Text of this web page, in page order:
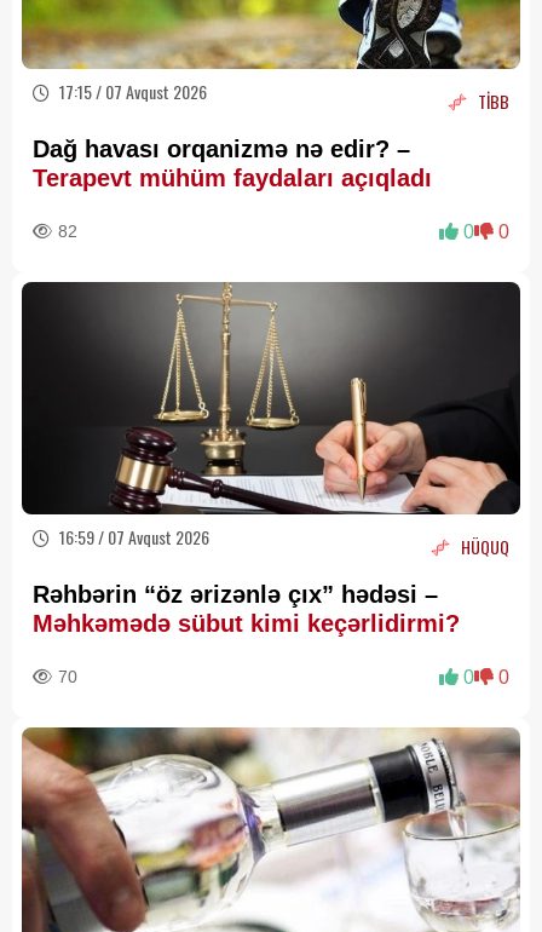
17:15 / 07 Avqust 2026 TİBB
Dağ havası orqanizmə nə edir? –
Terapevt mühüm faydaları açıqladı
82 0 0
16:59 / 07 Avqust 2026 HÜQUQ
Rəhbərin “öz ərizənlə çıx” hədəsi –
Məhkəmədə sübut kimi keçərlidirmi?
70 0 0